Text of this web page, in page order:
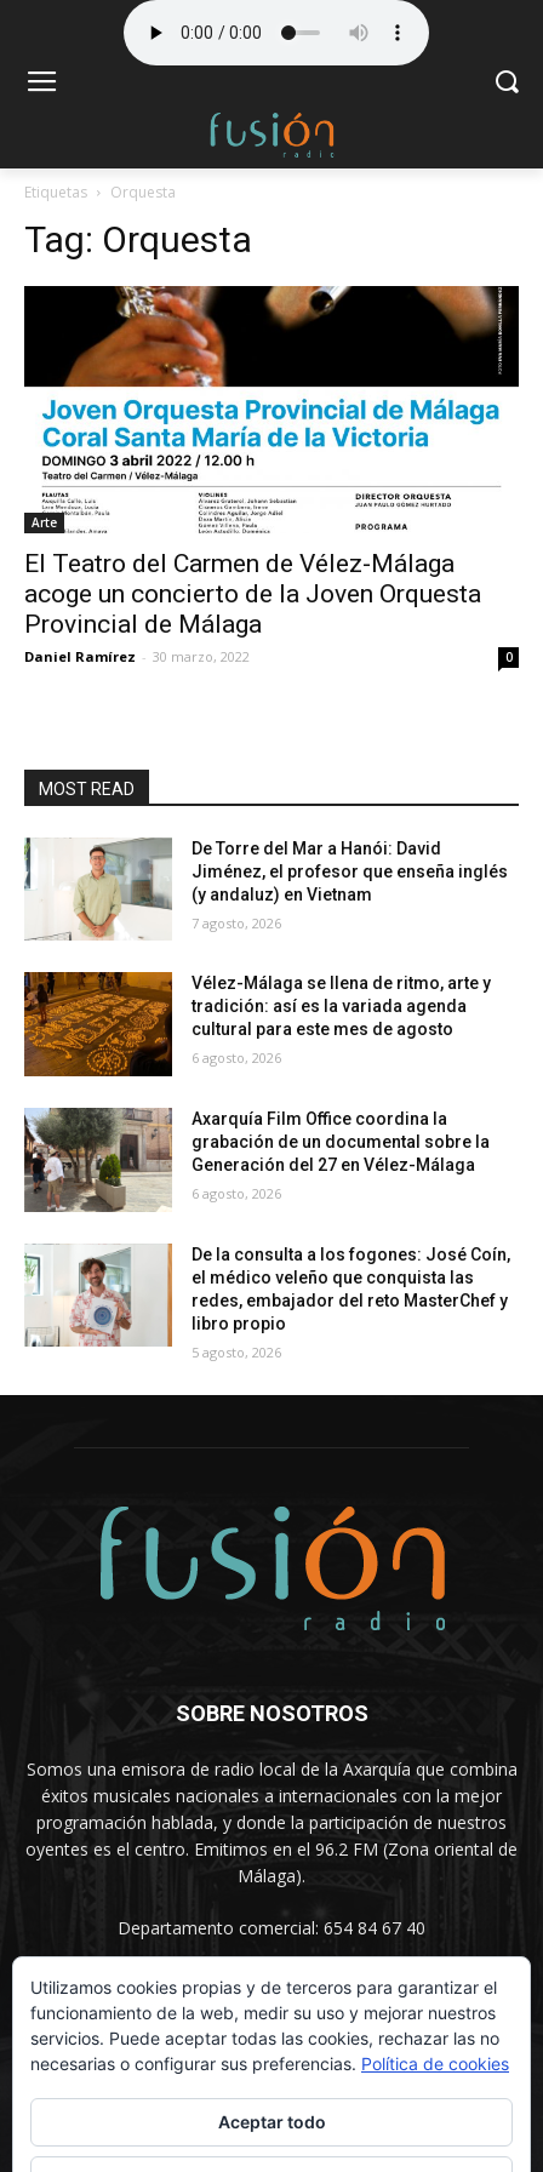
Etiquetas Orquesta
Tag: Orquesta
Arte
El Teatro del Carmen de Vélez-Málaga
acoge un concierto de la Joven Orquesta
Provincial de Málaga
Daniel Ramírez - 30 marzo, 2022 0
MOST READ
De Torre del Mar a Hanói: David
Jiménez, el profesor que enseña inglés
(y andaluz) en Vietnam
7 agosto, 2026
Vélez-Málaga se llena de ritmo, arte y
tradición: así es la variada agenda
cultural para este mes de agosto
6 agosto, 2026
Axarquía Film Office coordina la
grabación de un documental sobre la
Generación del 27 en Vélez-Málaga
6 agosto, 2026
De la consulta a los fogones: José Coín,
el médico veleño que conquista las
redes, embajador del reto MasterChef y
libro propio
5 agosto, 2026
SOBRE NOSOTROS
Somos una emisora de radio local de la Axarquía que combina
éxitos musicales nacionales a internacionales con la mejor
programación hablada, y donde la participación de nuestros
oyentes es el centro. Emitimos en el 96.2 FM (Zona oriental de
Málaga).
Departamento comercial: 654 84 67 40
SÍGUENOS
Utilizamos cookies propias y de terceros para garantizar el
funcionamiento de la web, medir su uso y mejorar nuestros
servicios. Puede aceptar todas las cookies, rechazar las no
necesarias o configurar sus preferencias. Política de cookies
Aceptar todo